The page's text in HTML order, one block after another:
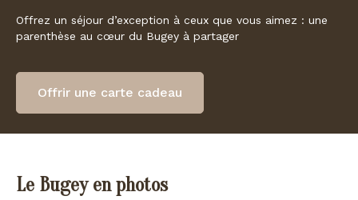
Offrez un séjour d’exception à ceux que vous aimez : une
parenthèse au cœur du Bugey à partager
Offrir une carte cadeau
Le Bugey en photos